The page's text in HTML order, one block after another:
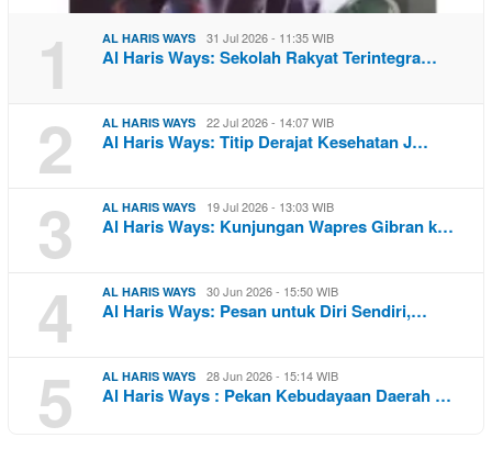
1 AL HARIS WAYS 31 Jul 2026 - 11:35 WIB
Al Haris Ways: Sekolah Rakyat Terintegra…
2 AL HARIS WAYS 22 Jul 2026 - 14:07 WIB
Al Haris Ways: Titip Derajat Kesehatan J…
3 AL HARIS WAYS 19 Jul 2026 - 13:03 WIB
Al Haris Ways: Kunjungan Wapres Gibran k…
4 AL HARIS WAYS 30 Jun 2026 - 15:50 WIB
Al Haris Ways: Pesan untuk Diri Sendiri,…
5 AL HARIS WAYS 28 Jun 2026 - 15:14 WIB
Al Haris Ways : Pekan Kebudayaan Daerah …